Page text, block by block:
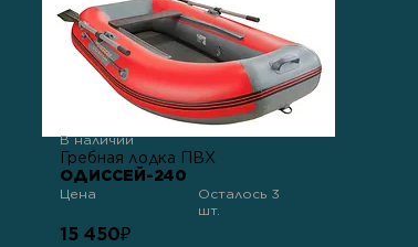
В наличии
Гребная лодка ПВХ
ОДИССЕЙ-240
Цена
Осталось 3
шт.
15 450₽